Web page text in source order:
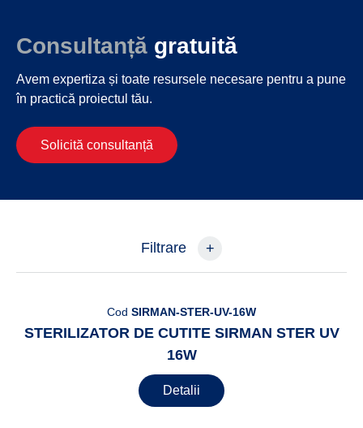
Consultanță gratuită
Avem expertiza și toate resursele necesare pentru a pune
în practică proiectul tău.
Solicită consultanță
Filtrare +
Cod SIRMAN-STER-UV-16W
STERILIZATOR DE CUTITE SIRMAN STER UV
16W
Detalii